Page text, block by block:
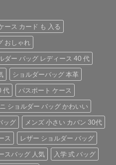
ース カード も 入る
おしゃれ
ダー バッグ レディース 40 代
ショルダーバッグ 本革
代
パスポート ケース
ショルダー バッグ かわいい
ッグ
メンズ 小さい カバン 30代
ス
レザー ショルダー バッグ
スバッグ 人気
入学 式 バッグ